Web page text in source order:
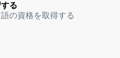
る
の資格を取得する